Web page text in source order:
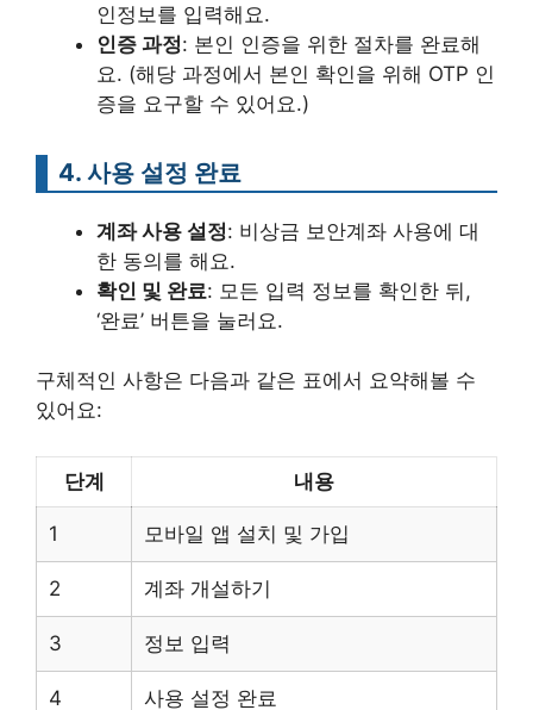
인정보를 입력해요.
인증 과정: 본인 인증을 위한 절차를 완료해
요. (해당 과정에서 본인 확인을 위해 OTP 인
증을 요구할 수 있어요.)
4. 사용 설정 완료
계좌 사용 설정: 비상금 보안계좌 사용에 대
한 동의를 해요.
확인 및 완료: 모든 입력 정보를 확인한 뒤,
‘완료’ 버튼을 눌러요.
구체적인 사항은 다음과 같은 표에서 요약해볼 수
있어요:
단계 내용
1 모바일 앱 설치 및 가입
2 계좌 개설하기
3 정보 입력
4 사용 설정 완료